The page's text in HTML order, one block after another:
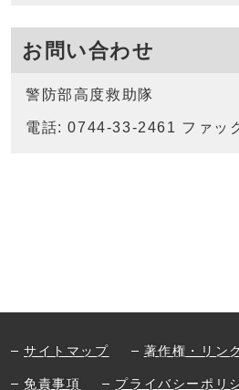
お問い合わせ
警防部高度救助隊
電話: 0744-33-2461 ファッ
サイトマップ 著作権・リン
免責事項 プライバシーポリ